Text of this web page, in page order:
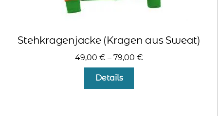
Stehkragenjacke (Kragen aus Sweat)
49,00 € – 79,00 €
Details